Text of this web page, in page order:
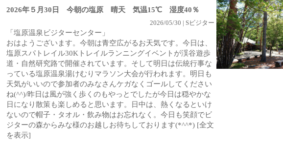
2026年５月30日 今朝の塩原 晴天 気温15℃ 湿度40％
2026/05/30 | Sビジター
「塩原温泉ビジターセンター」
おはようございます。今朝は青空広がるお天気です。今日は、
塩原スパトレイル30Kトレイルランニングイベントが渓谷遊歩
道・自然研究路で開催されています。そして明日は伝統行事な
っている塩原温泉湯けむりマラソン大会が行われます。明日も
天気がいいので参加者のみなさんケガなくゴールしてください
ね(^^)/昨日は風が強く歩くのもやっとでしたが今日は穏やかな
日になり散策も楽しめると思います。日中は、熱くなるといけ
ないので帽子・タオル・飲み物はお忘れなく。今日も笑顔でビ
ジターの森からみな様のお越しお待ちしております(*^^*) [全文
を表示]